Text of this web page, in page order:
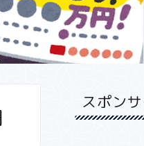
付金をねらえ！サラリーマンも確
申告で節税できる！おす...
スポン